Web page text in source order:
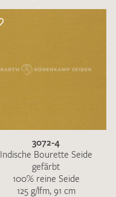
3072-4
Indische Bourette Seide
gefärbt
100% reine Seide
125 g/lfm, 91 cm